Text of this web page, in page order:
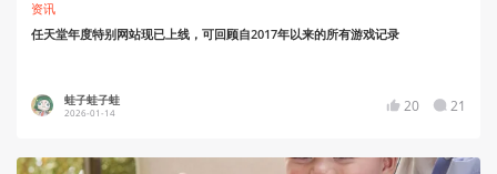
资讯
任天堂年度特别网站现已上线，可回顾自2017年以来的所有游戏记录
蛙子蛙子蛙
2026-01-14 20 21